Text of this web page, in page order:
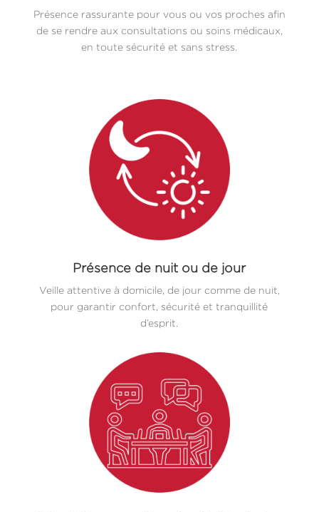
Présence rassurante pour vous ou vos proches afin
de se rendre aux consultations ou soins médicaux,
en toute sécurité et sans stress.
Présence de nuit ou de jour
Veille attentive à domicile, de jour comme de nuit,
pour garantir confort, sécurité et tranquillité
d’esprit.